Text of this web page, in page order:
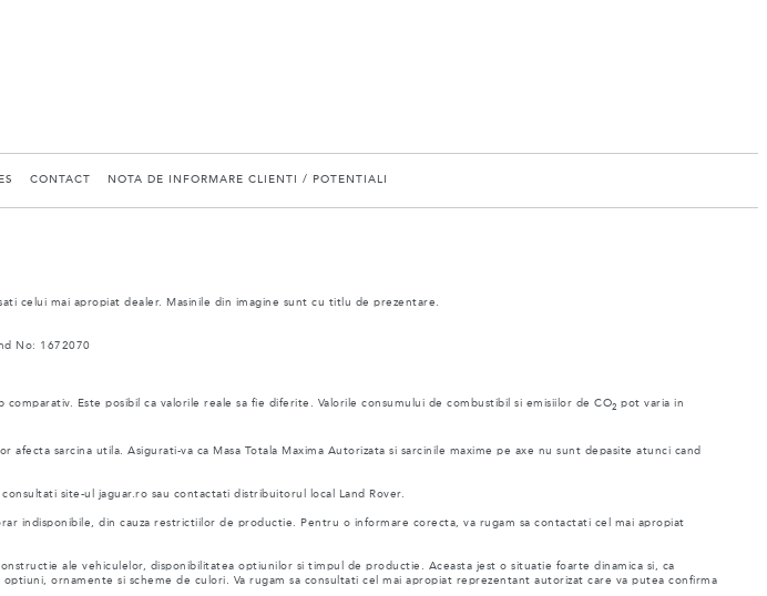
CONTACT NOTA DE INFORMARE CLIENTI / POTENTIALI
celui mai apropiat dealer. Masinile din imagine sunt cu titlu de prezentare.
No: 1672070
Este posibil ca valorile reale sa fie diferite. Valorile consumului de combustibil si emisiilor de CO2 pot varia in
sarcina utila. Asigurati-va ca Masa Totala Maxima Autorizata si sarcinile maxime pe axe nu sunt depasite atunci cand
site-ul jaguar.ro sau contactati distribuitorul local Land Rover.
indisponibile, din cauza restrictiilor de productie. Pentru o informare corecta, va rugam sa contactati cel mai apropiat
ale vehiculelor, disponibilitatea optiunilor si timpul de productie. Aceasta jest o situatie foarte dinamica si, ca
ornamente si scheme de culori. Va rugam sa consultati cel mai apropiat reprezentant autorizat care va putea confirma